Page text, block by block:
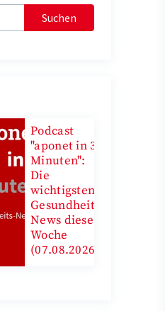
Suchen
Podcast
"aponet in 3
Minuten":
Die
wichtigsten
Gesundheits-
News diese
Woche
(07.08.2026)